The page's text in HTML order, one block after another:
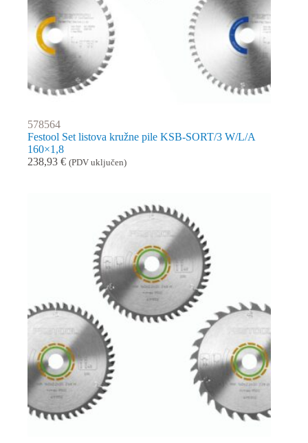
578564
Festool Set listova kružne pile KSB-SORT/3 W/L/A
160×1,8
238,93 € (PDV uključen)